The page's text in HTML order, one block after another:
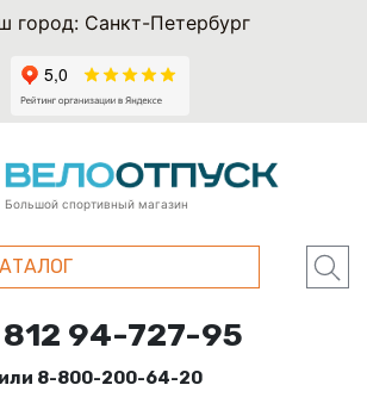
город: Санкт-Петербург
Большой спортивный магазин
812 94-727-95
или 8-800-200-64-20